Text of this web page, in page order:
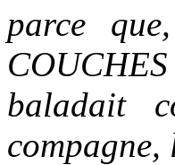
parce
baladait